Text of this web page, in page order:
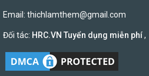
Email: thichlamthem@gmail.com
Đối tác: HRC.VN Tuyển dụng miễn phí,